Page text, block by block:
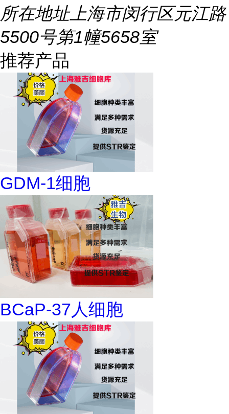
所在地址上海市闵行区元江路
5500号第1幢5658室
推荐产品
GDM-1细胞
BCaP-37人细胞